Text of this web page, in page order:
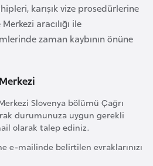
karışık vize prosedürlerine
aracılığı ile
zaman kaybının önüne
Slovenya bölümü Çağrı
durumunuza uygun gerekli
olarak talep ediniz.
e-mailinde belirtilen evraklarınızı